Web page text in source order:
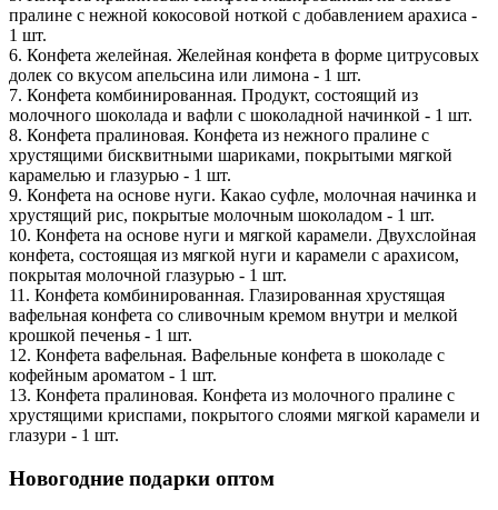
пралине с нежной кокосовой ноткой с добавлением арахиса -
1 шт.
6. Конфета желейная. Желейная конфета в форме цитрусовых
долек со вкусом апельсина или лимона - 1 шт.
7. Конфета комбинированная. Продукт, состоящий из
молочного шоколада и вафли с шоколадной начинкой - 1 шт.
8. Конфета пралиновая. Конфета из нежного пралине с
хрустящими бисквитными шариками, покрытыми мягкой
карамелью и глазурью - 1 шт.
9. Конфета на основе нуги. Какао суфле, молочная начинка и
хрустящий рис, покрытые молочным шоколадом - 1 шт.
10. Конфета на основе нуги и мягкой карамели. Двухслойная
конфета, состоящая из мягкой нуги и карамели с арахисом,
покрытая молочной глазурью - 1 шт.
11. Конфета комбинированная. Глазированная хрустящая
вафельная конфета со сливочным кремом внутри и мелкой
крошкой печенья - 1 шт.
12. Конфета вафельная. Вафельные конфета в шоколаде с
кофейным ароматом - 1 шт.
13. Конфета пралиновая. Конфета из молочного пралине с
хрустящими криспами, покрытого слоями мягкой карамели и
глазури - 1 шт.
Новогодние подарки оптом